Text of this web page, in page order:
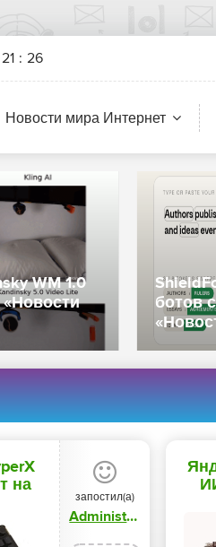
21 : 27
Новости мира Интернет
мира
«Два
сети»
на
запостил(а)
Administrator